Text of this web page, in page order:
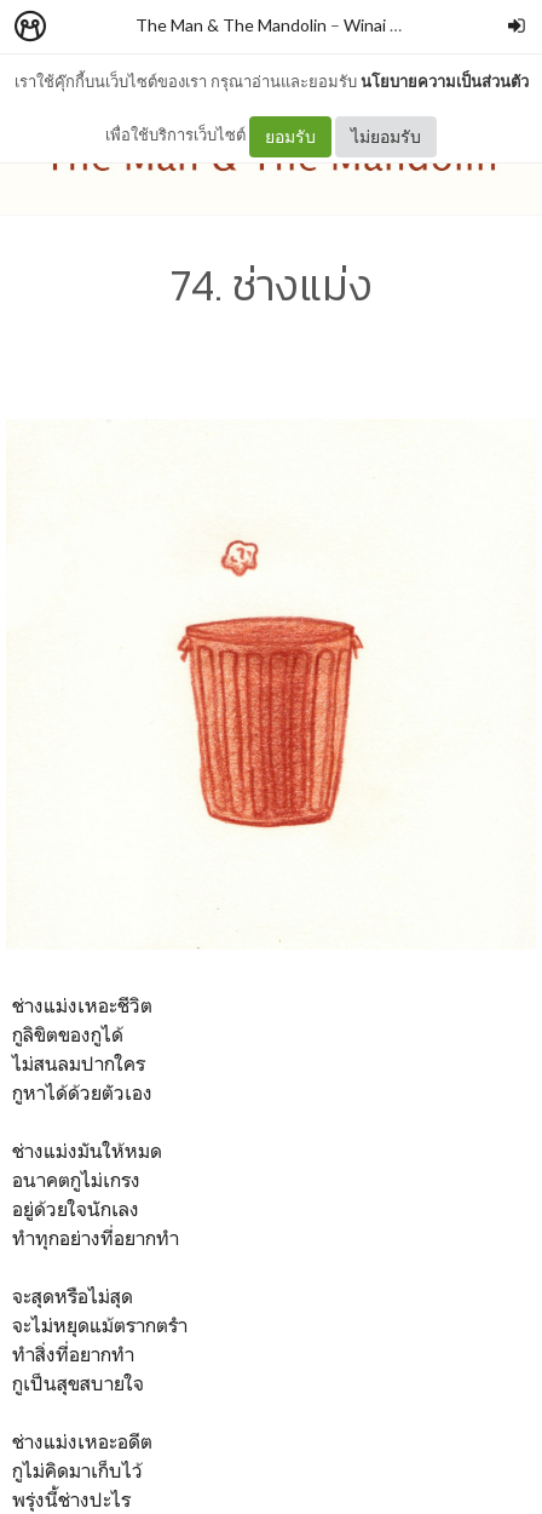
เราใช้คุ๊กกี้บนเว็บไซต์ของเรา กรุณาอ่านและยอมรับนโยบายความเป็นส่วนตัว
เพื่อใช้บริการเว็บไซต์ ยอมรับ ไม่ยอมรับ
The Man & The Mandolin – Winai Chaichana
74. ช่างแม่ง
ช่างแม่งเหอะชีวิต
กูลิขิตของกูได้
ไม่สนลมปากใคร
กูหาได้ด้วยตัวเอง
ช่างแม่งมันให้หมด
อนาคตกูไม่เกรง
อยู่ด้วยใจนักเลง
ทำทุกอย่างที่อยากทำ
จะสุดหรือไม่สุด
จะไม่หยุดแม้ตรากตรำ
ทำสิ่งที่อยากทำ
กูเป็นสุขสบายใจ
ช่างแม่งเหอะอดีต
กูไม่คิดมาเก็บไว้
พรุ่งนี้ช่างปะไร